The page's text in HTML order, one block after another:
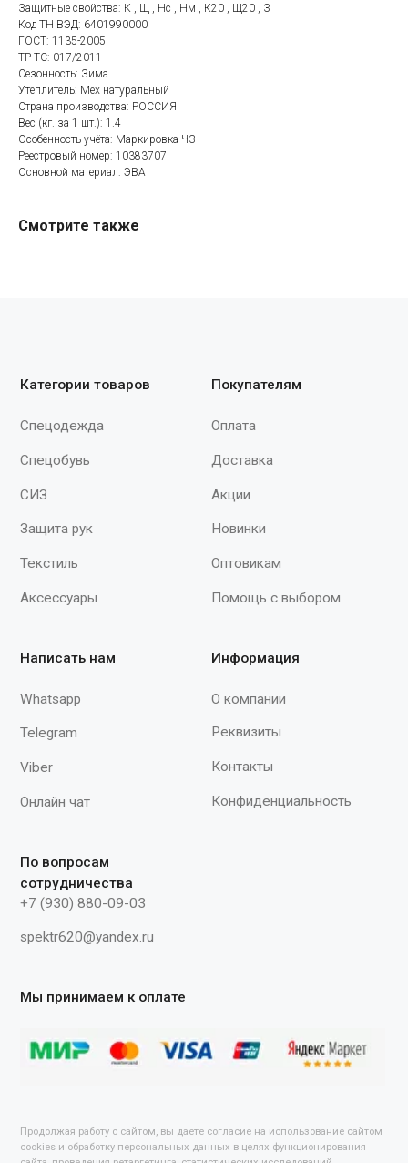
Защитные свойства: К , Щ , Нс , Нм , К20 , Щ20 , З
Код ТН ВЭД: 6401990000
ГОСТ: 1135-2005
ТР ТС: 017/2011
Сезонность: Зима
Утеплитель: Мех натуральный
Страна производства: РОССИЯ
Вес (кг. за 1 шт.): 1.4
Особенность учёта: Маркировка ЧЗ
Реестровый номер: 10383707
Оcновной материал: ЭВА
Смотрите также
Продолжая работу с сайтом, вы даете согласие на использование сайтом
cookies и обработку персональных данных в целях функционирования
информации на основе ваших предпочтений и интересов.
Категории товаров
Спецодежда
Спецобувь
СИЗ
Защита рук
Текстиль
Аксессуары
Оптовикам
Акции
Написать нам
сотрудничества
+7 (930) 880-09-03
spektr620@yandex.ru
Мы принимаем к оплате
обязательна.